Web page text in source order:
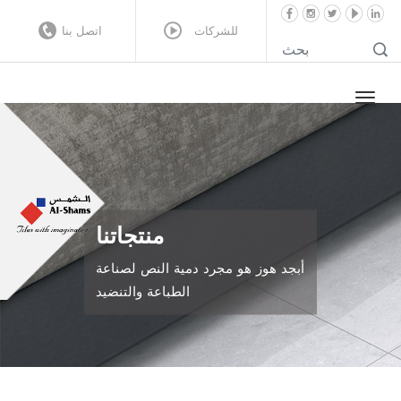
اتصل بنا للشركات
منتجاتنا
أبجد هوز هو مجرد دمية النص لصناعة
الطباعة والتنضيد